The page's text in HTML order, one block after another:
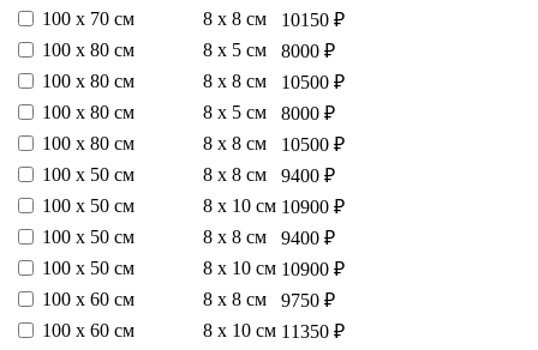
100 х 70 см
8 х 8 см
10150 ₽
100 х 80 см
8 х 5 см
8000 ₽
100 х 80 см
8 х 8 см
10500 ₽
100 х 80 см
8 х 5 см
8000 ₽
100 х 80 см
8 х 8 см
10500 ₽
100 х 50 см
8 х 8 см
9400 ₽
100 х 50 см
8 х 10 см 10900 ₽
100 х 50 см
8 х 8 см
9400 ₽
100 х 50 см
8 х 10 см 10900 ₽
100 х 60 см
8 х 8 см
9750 ₽
100 х 60 см
8 х 10 см 11350 ₽